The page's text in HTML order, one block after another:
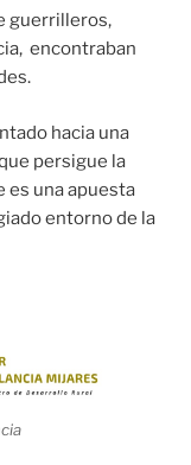
guerrilleros,
encontraban
hacia una
persigue la
es una apuesta
entorno de la